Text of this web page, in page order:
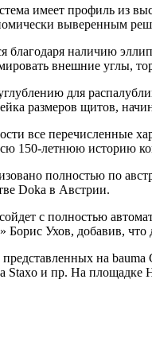
имеет профиль из
выверенным
благодаря наличию
внешние углы,
для
размеров щитов,
все перечисленные
150-летнюю историю
полностью по
Doka в Австрии.
с полностью
Борис Ухов, добавив,
на
Staxo и пр. На